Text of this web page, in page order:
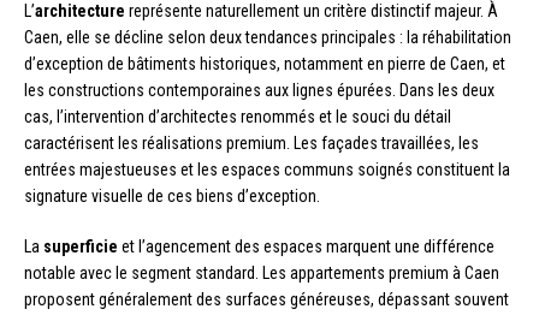
L’architecture représente naturellement un critère distinctif majeur. À
Caen, elle se décline selon deux tendances principales : la réhabilitation
d’exception de bâtiments historiques, notamment en pierre de Caen, et
les constructions contemporaines aux lignes épurées. Dans les deux
cas, l’intervention d’architectes renommés et le souci du détail
caractérisent les réalisations premium. Les façades travaillées, les
entrées majestueuses et les espaces communs soignés constituent la
signature visuelle de ces biens d’exception.
La superficie et l’agencement des espaces marquent une différence
notable avec le segment standard. Les appartements premium à Caen
proposent généralement des surfaces généreuses, dépassant souvent